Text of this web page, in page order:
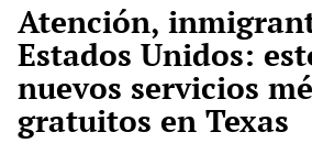
Atención,
Estados Unidos:
nuevos servicios
gratuitos en Texas